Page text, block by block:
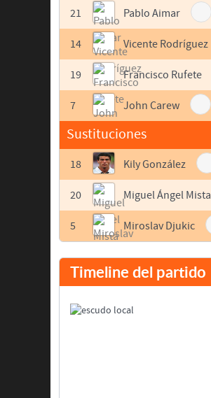
21 Pablo Aimar
14 Vicente Rodríguez
19 Francisco Rufete
7 John Carew
Sustituciones
18 Kily González
20 Miguel Ángel Mista
5 Miroslav Djukic
Timeline del partido